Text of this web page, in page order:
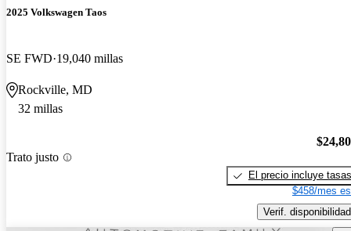
2025 Volkswagen Taos
SE FWD 19,040 millas
Rockville, MD
32 millas
Trato justo
El precio incluye tasas
$458/mes
Verif. disponibilidad